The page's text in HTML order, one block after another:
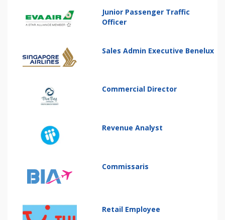
Junior Passenger Traffic
Officer
Sales Admin Executive Benelux
Commercial Director
Revenue Analyst
Commissaris
Retail Employee